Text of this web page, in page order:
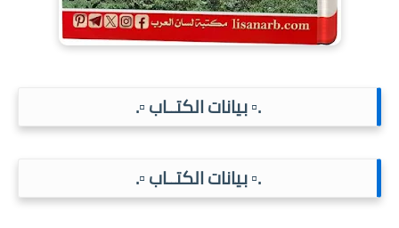
.▫️ بيانات الكتــاب ▫️.
.▫️ بيانات الكتــاب ▫️.